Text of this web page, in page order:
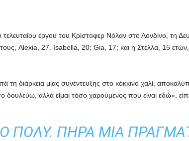
έργου του Κρίστοφερ Νόλαν στο Λονδίνο, τη
Alexia, 27. Isabella, 20; Gia, 17; και η Στέλλα, 15 ετών,
τη διάρκεια μιας συνέντευξης στο κόκκινο χαλί,
δουλεύω, αλλά είμαι τόσο χαρούμενος που είναι εδώ»,
ΠΟΛΎ. ΠΉΡΑ ΜΙΑ